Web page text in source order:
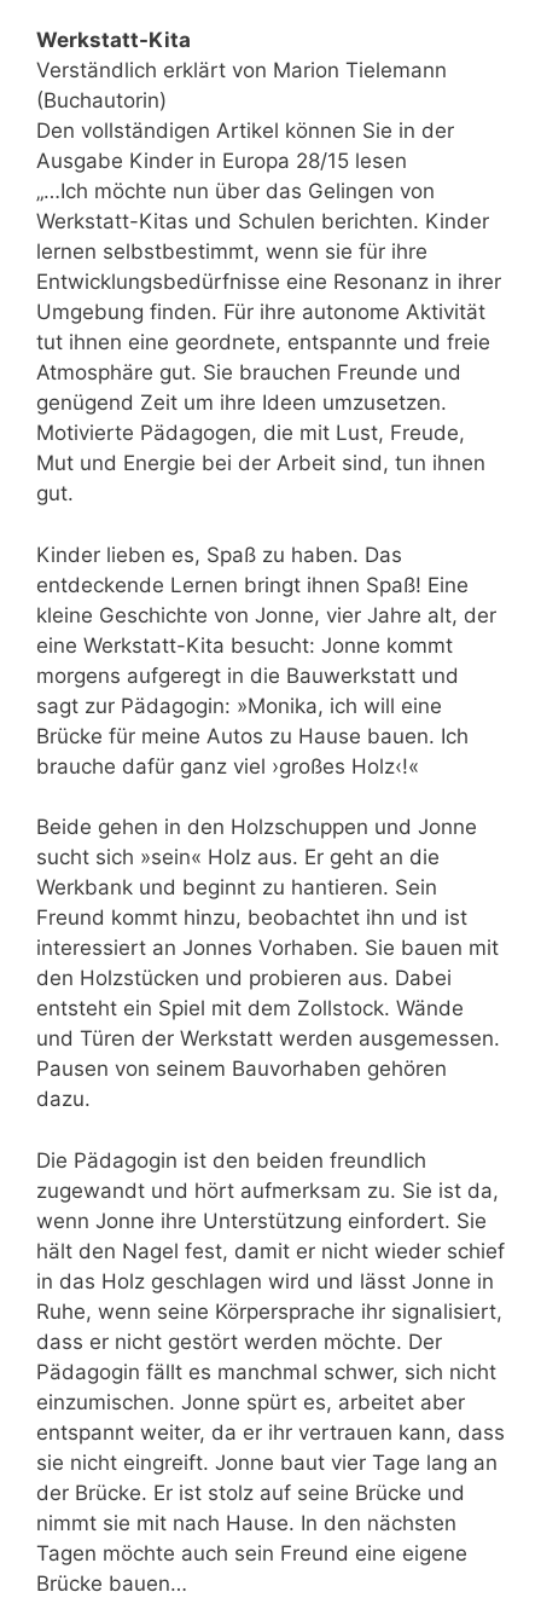
Werkstatt-Kita
Verständlich erklärt von Marion Tielemann
(Buchautorin)
Den vollständigen Artikel können Sie in der
Ausgabe Kinder in Europa 28/15 lesen
„…Ich möchte nun über das Gelingen von
Werkstatt-Kitas und Schulen berichten. Kinder
lernen selbstbestimmt, wenn sie für ihre
Entwicklungsbedürfnisse eine Resonanz in ihrer
Umgebung finden. Für ihre autonome Aktivität
tut ihnen eine geordnete, entspannte und freie
Atmosphäre gut. Sie brauchen Freunde und
genügend Zeit um ihre Ideen umzusetzen.
Motivierte Pädagogen, die mit Lust, Freude,
Mut und Energie bei der Arbeit sind, tun ihnen
gut.
Kinder lieben es, Spaß zu haben. Das
entdeckende Lernen bringt ihnen Spaß! Eine
kleine Geschichte von Jonne, vier Jahre alt, der
eine Werkstatt-Kita besucht: Jonne kommt
morgens aufgeregt in die Bauwerkstatt und
sagt zur Pädagogin: »Monika, ich will eine
Brücke für meine Autos zu Hause bauen. Ich
brauche dafür ganz viel ›großes Holz‹!«
Beide gehen in den Holzschuppen und Jonne
sucht sich »sein« Holz aus. Er geht an die
Werkbank und beginnt zu hantieren. Sein
Freund kommt hinzu, beobachtet ihn und ist
interessiert an Jonnes Vorhaben. Sie bauen mit
den Holzstücken und probieren aus. Dabei
entsteht ein Spiel mit dem Zollstock. Wände
und Türen der Werkstatt werden ausgemessen.
Pausen von seinem Bauvorhaben gehören
dazu.
Die Pädagogin ist den beiden freundlich
zugewandt und hört aufmerksam zu. Sie ist da,
wenn Jonne ihre Unterstützung einfordert. Sie
hält den Nagel fest, damit er nicht wieder schief
in das Holz geschlagen wird und lässt Jonne in
Ruhe, wenn seine Körpersprache ihr signalisiert,
dass er nicht gestört werden möchte. Der
Pädagogin fällt es manchmal schwer, sich nicht
einzumischen. Jonne spürt es, arbeitet aber
entspannt weiter, da er ihr vertrauen kann, dass
sie nicht eingreift. Jonne baut vier Tage lang an
der Brücke. Er ist stolz auf seine Brücke und
nimmt sie mit nach Hause. In den nächsten
Tagen möchte auch sein Freund eine eigene
Brücke bauen…